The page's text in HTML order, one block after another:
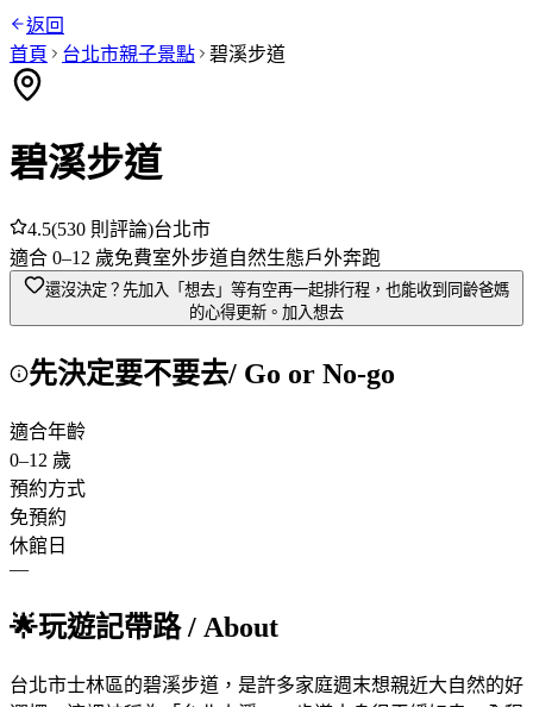
返回
首頁
台北市親子景點 碧溪步道
碧溪步道
4.5(530 則評論)台北市
適合 0–12 歲免費室外步道自然生態戶外奔跑
還沒決定？先加入「想去」 等有空再一起排行程，也能收到同齡爸媽
的心得更新。 加入想去
先決定要不要去/ Go or No-go
適合年齡
0–12 歲
預約方式
免預約
休館日
—
🌟玩遊記帶路/ About
台北市士林區的碧溪步道，是許多家庭週末想親近大自然的好